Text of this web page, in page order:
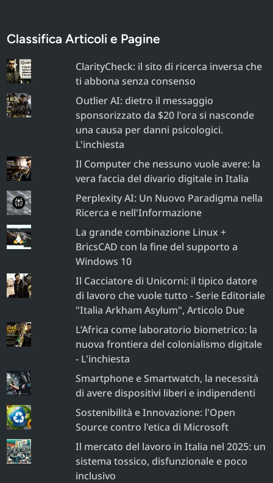
Classifica Articoli e Pagine
ClarityCheck: il sito di ricerca inversa che
ti abbona senza consenso
Outlier AI: dietro il messaggio
sponsorizzato da $20 l'ora si nasconde
una causa per danni psicologici.
L'inchiesta
Il Computer che nessuno vuole avere: la
vera faccia del divario digitale in Italia
Perplexity AI: Un Nuovo Paradigma nella
Ricerca e nell'Informazione
La grande combinazione Linux +
BricsCAD con la fine del supporto a
Windows 10
Il Cacciatore di Unicorni: il tipico datore
di lavoro che vuole tutto - Serie Editoriale
"Italia Arkham Asylum", Articolo Due
L’Africa come laboratorio biometrico: la
nuova frontiera del colonialismo digitale
- L'inchiesta
Smartphone e Smartwatch, la necessità
di avere dispositivi liberi e indipendenti
Sostenibilità e Innovazione: l'Open
Source contro l'etica di Microsoft
Il mercato del lavoro in Italia nel 2025: un
sistema tossico, disfunzionale e poco
inclusivo